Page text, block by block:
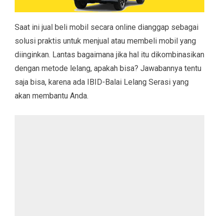
Saat ini jual beli mobil secara online dianggap sebagai
solusi praktis untuk menjual atau membeli mobil yang
diinginkan. Lantas bagaimana jika hal itu dikombinasikan
dengan metode lelang, apakah bisa? Jawabannya tentu
saja bisa, karena ada IBID-Balai Lelang Serasi yang
akan membantu Anda.